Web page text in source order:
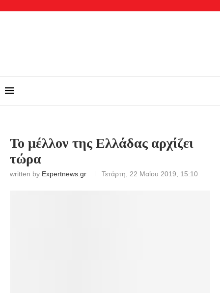
Το μέλλον της Ελλάδας αρχίζει
τώρα
written by Expertnews.gr Τετάρτη, 22 Μαΐου 2019, 15:10